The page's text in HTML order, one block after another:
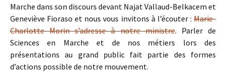
Marche dans son discours devant Najat Vallaud-Belkacem et
Geneviève Fioraso et nous vous invitons à l’écouter : Marie-
Charlotte Morin s’adresse à notre ministre. Parler de
Sciences en Marche et de nos métiers lors des
présentations au grand public fait partie des formes
d’actions possible de notre mouvement.